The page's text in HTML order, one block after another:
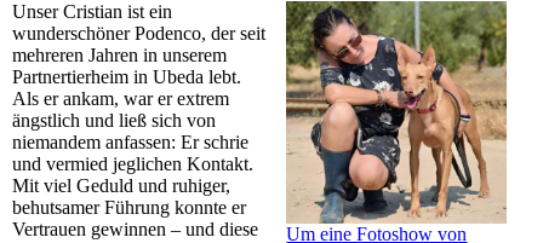
Um eine Fotoshow von
Unser Cristian ist ein
wunderschöner Podenco, der seit
mehreren Jahren in unserem
Partnertierheim in Ubeda lebt.
Als er ankam, war er extrem
ängstlich und ließ sich von
niemandem anfassen: Er schrie
und vermied jeglichen Kontakt.
Mit viel Geduld und ruhiger,
behutsamer Führung konnte er
Vertrauen gewinnen – und diese